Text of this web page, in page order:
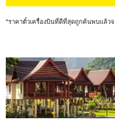
*ราคาตั๋วเครื่องบินที่ดีที่สุดถูกค้นพบแล้ว